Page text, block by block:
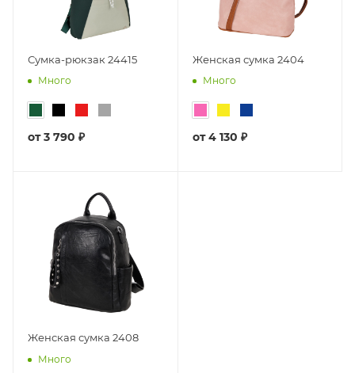
Сумка-рюкзак 24415
Много
от3 790 ₽
Женская сумка 2404
Много
от4 130 ₽
Женская сумка 2408
Много